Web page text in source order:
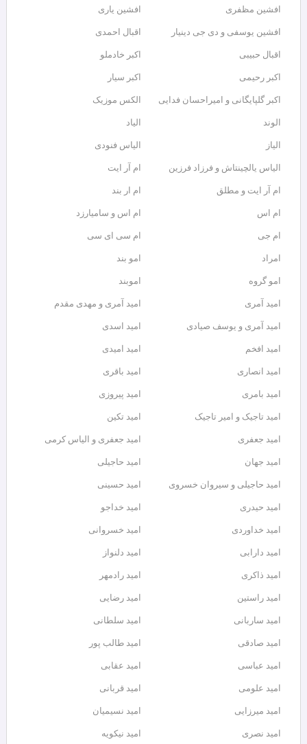
افشین مظفری افشین یاری
افشین یوسفی و دی جی دینیار اقبال احمدی
اقبال حبیبی اکبر خادملو
اکبر رحیمی اکبر سیار
اکبر گلپایگانی و امیراحسان فدایی الکس موزیک
الوند الیاد
الیاز الیاس فنودی
الیاس یالچینتاش و فرزاد فرزین ام آر ایت
ام آر ایت و مطلق ام‌ ار بند
ام اس ام اس و سامیارزد
ام جی ام سی ای سی
امراد امو بند
امو گروه اموبند
امید آمری امید آمری و مهدی مقدم
امید آمری و یوسف صیادی امید اسدی
امید افخم امید امیدی
امید انصاری امید باقری
امید بامری امید پیروزی
امید تاجیک و امیر تاجیک امید تکین
امید جعفری امید جعفری و الیاس کرمی
امید جهان امید حاجیلی
امید حاجیلی و سیروان خسروی امید حسینی
امید حیدری امید خداجو
امید خداوردی امید خسروانی
امید دارابی امید دلنواز
امید ذاکری امید رادمهر
امید راستین امید رضایی
امید ساربانی امید سلطانی
امید صادقی امید طالب پور
امید عباسی امید عقابی
امید علومی امید قربانی
امید میرزایی امید نسیمیان
امید نصری امید نیکویه